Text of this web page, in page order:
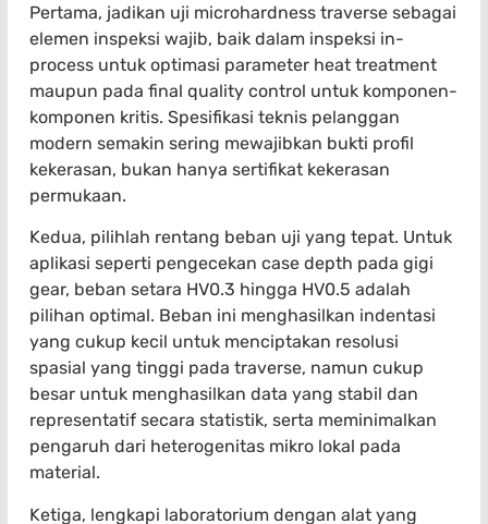
Pertama, jadikan uji microhardness traverse sebagai
elemen inspeksi wajib, baik dalam inspeksi in-
process untuk optimasi parameter heat treatment
maupun pada final quality control untuk komponen-
komponen kritis. Spesifikasi teknis pelanggan
modern semakin sering mewajibkan bukti profil
kekerasan, bukan hanya sertifikat kekerasan
permukaan.
Kedua, pilihlah rentang beban uji yang tepat. Untuk
aplikasi seperti pengecekan case depth pada gigi
gear, beban setara HV0.3 hingga HV0.5 adalah
pilihan optimal. Beban ini menghasilkan indentasi
yang cukup kecil untuk menciptakan resolusi
spasial yang tinggi pada traverse, namun cukup
besar untuk menghasilkan data yang stabil dan
representatif secara statistik, serta meminimalkan
pengaruh dari heterogenitas mikro lokal pada
material.
Ketiga, lengkapi laboratorium dengan alat yang